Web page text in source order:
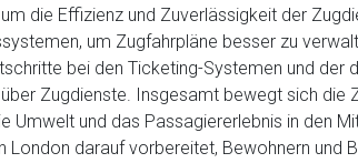
die Effizienz und Zuverlässigkeit der
um Zugfahrpläne besser zu
bei den Ticketing-Systemen und der
Zugdienste. Insgesamt bewegt sich die
Umwelt und das Passagiererlebnis in den
London darauf vorbereitet, Bewohnern und